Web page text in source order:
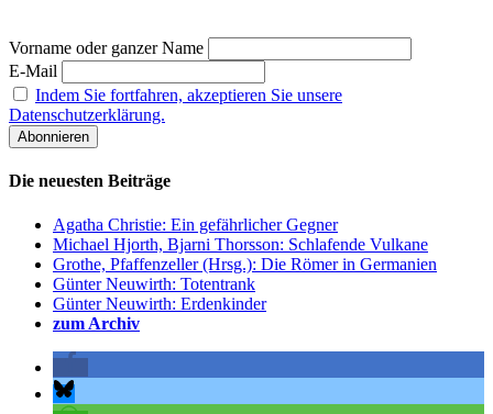
Vorname oder ganzer Name
E-Mail
Indem Sie fortfahren, akzeptieren Sie unsere
Datenschutzerklärung.
Die neuesten Beiträge
Agatha Christie: Ein gefährlicher Gegner
Michael Hjorth, Bjarni Thorsson: Schlafende Vulkane
Grothe, Pfaffenzeller (Hrsg.): Die Römer in Germanien
Günter Neuwirth: Totentrank
Günter Neuwirth: Erdenkinder
zum Archiv